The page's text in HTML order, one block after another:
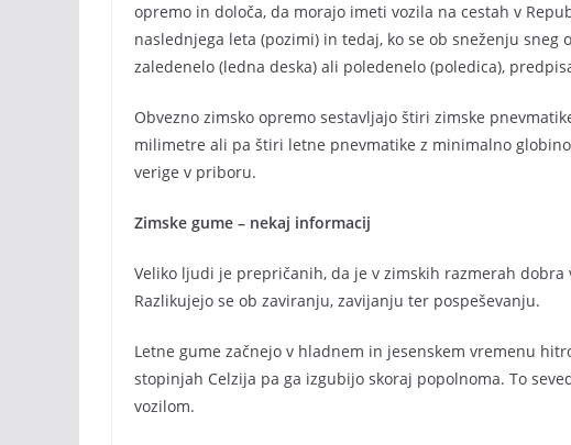
opremo in določa, da morajo imeti vozila na cestah v
naslednjega leta (pozimi) in tedaj, ko se ob sneženju sneg
zaledenelo (ledna deska) ali poledenelo (poledica),
Obvezno zimsko opremo sestavljajo štiri zimske
milimetre ali pa štiri letne pnevmatike z minimalno
verige v priboru.
Zimske gume – nekaj informacij
Veliko ljudi je prepričanih, da je v zimskih razmerah dobra
Razlikujejo se ob zaviranju, zavijanju ter pospeševanju.
Letne gume začnejo v hladnem in jesenskem vremenu
stopinjah Celzija pa ga izgubijo skoraj popolnoma. To
vozilom.